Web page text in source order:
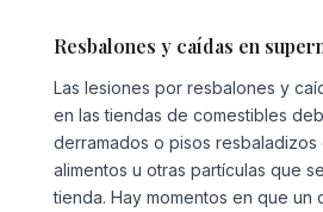
Resbalones y caídas en
Las lesiones por resbalones y
en las tiendas de comestibles
derramados o pisos resbaladizos
alimentos u otras partículas que
tienda. Hay momentos en que un